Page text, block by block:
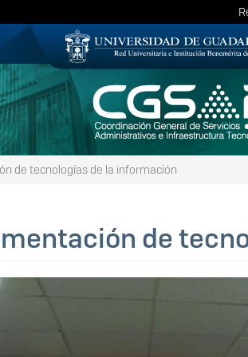
de tecnologías de la información
de